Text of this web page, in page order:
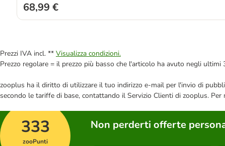
68,99 €
Prezzi IVA incl. ** Visualizza condizioni.
Prezzo regolare = il prezzo più basso che l'articolo ha avuto negli ultimi
zooplus ha il diritto di utilizzare il tuo indirizzo e-mail per l'invio di
secondo le tariffe di base, contattando il Servizio Clienti di zooplus. Per
333
zooPunti
Non perderti offerte